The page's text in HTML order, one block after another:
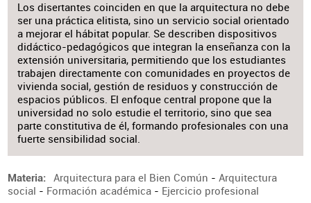
Los disertantes coinciden en que la arquitectura no debe
ser una práctica elitista, sino un servicio social orientado
a mejorar el hábitat popular. Se describen dispositivos
didáctico-pedagógicos que integran la enseñanza con la
extensión universitaria, permitiendo que los estudiantes
trabajen directamente con comunidades en proyectos de
vivienda social, gestión de residuos y construcción de
espacios públicos. El enfoque central propone que la
universidad no solo estudie el territorio, sino que sea
parte constitutiva de él, formando profesionales con una
fuerte sensibilidad social.
Materia Arquitectura para el Bien Común -Arquitectura
social - Formación académica- Ejercicio profesional